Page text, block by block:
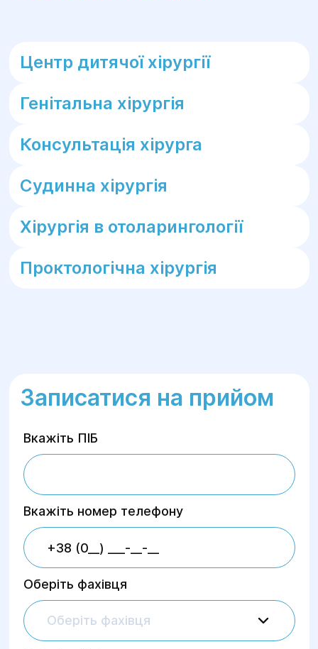
Центр дитячої хірургії
Генітальна хірургія
Консультація хірурга
Судинна хірургія
Хірургія в отоларингології
Проктологічна хірургія
Записатися на прийом
Вкажіть ПІБ
Вкажіть номер телефону
Оберіть фахівця
Оберіть фахівця